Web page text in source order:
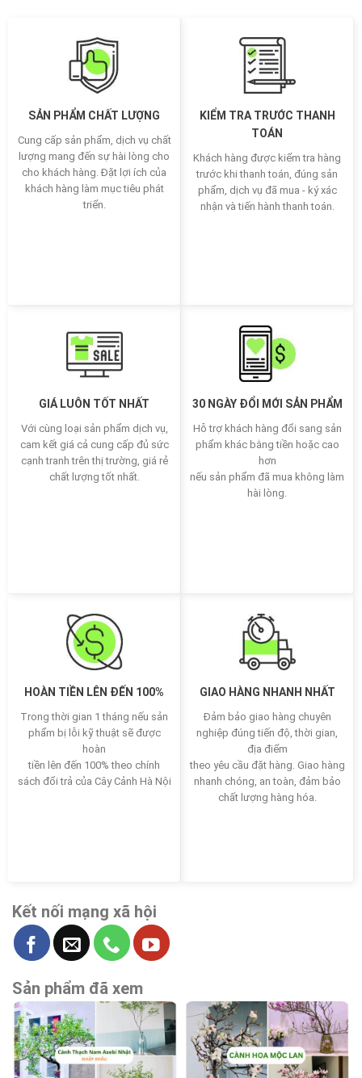
SẢN PHẨM CHẤT LƯỢNG
Cung cấp sản phẩm, dịch vụ chất
lượng mang đến sự hài lòng cho
cho khách hàng. Đặt lợi ích của
khách hàng làm mục tiêu phát
triển.
KIỂM TRA TRƯỚC THANH
TOÁN
Khách hàng được kiểm tra hàng
trước khi thanh toán, đúng sản
phẩm, dịch vụ đã mua - ký xác
nhận và tiến hành thanh toán.
GIÁ LUÔN TỐT NHẤT
Với cùng loại sản phẩm dịch vụ,
cam kết giá cả cung cấp đủ sức
cạnh tranh trên thị trường, giá rẻ
chất lượng tốt nhất.
30 NGÀY ĐỔI MỚI SẢN PHẨM
Hỗ trợ khách hàng đổi sang sản
phẩm khác bằng tiền hoặc cao
hơn
nếu sản phẩm đã mua không làm
hài lòng.
HOÀN TIỀN LÊN ĐẾN 100%
Trong thời gian 1 tháng nếu sản
phẩm bị lỗi kỹ thuật sẽ được
hoàn
tiền lên đến 100% theo chính
sách đổi trả của Cây Cảnh Hà Nội
GIAO HÀNG NHANH NHẤT
Đảm bảo giao hàng chuyên
nghiệp đúng tiến độ, thời gian,
địa điểm
theo yêu cầu đặt hàng. Giao hàng
nhanh chóng, an toàn, đảm bảo
chất lượng hàng hóa.
Kết nối mạng xã hội
Sản phẩm đã xem